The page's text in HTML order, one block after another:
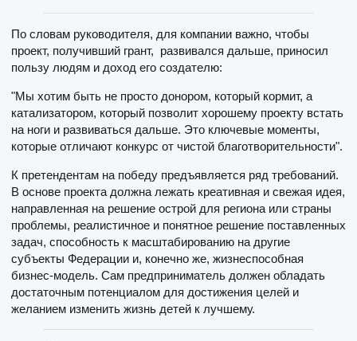
По словам руководителя, для компании важно, чтобы
проект, получивший грант, развивался дальше, приносил
пользу людям и доход его создателю:
"Мы хотим быть не просто донором, который кормит, а
катализатором, который позволит хорошему проекту встать
на ноги и развиваться дальше. Это ключевые моменты,
которые отличают конкурс от чистой благотворительности".
К претендентам на победу предъявляется ряд требований.
В основе проекта должна лежать креативная и свежая идея,
направленная на решение острой для региона или страны
проблемы, реалистичное и понятное решение поставленных
задач, способность к масштабированию на другие
субъекты Федерации и, конечно же, жизнеспособная
бизнес-модель. Сам предприниматель должен обладать
достаточным потенциалом для достижения целей и
желанием изменить жизнь детей к лучшему.